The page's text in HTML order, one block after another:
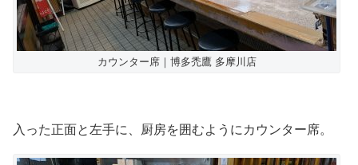
カウンター席｜博多禿鷹 多摩川店
入った正面と左手に、厨房を囲むようにカウンター席。